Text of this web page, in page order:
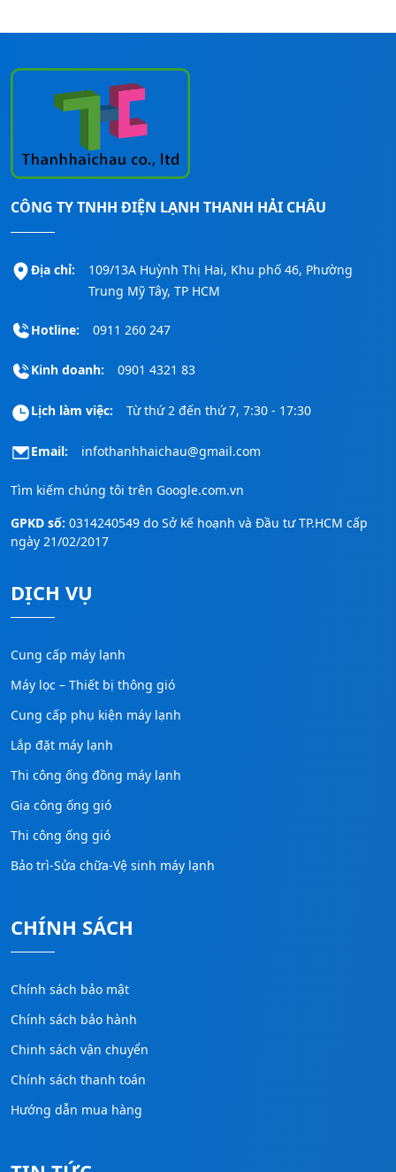
CÔNG TY TNHH ĐIỆN LẠNH THANH HẢI CHÂU
Địa chỉ:
109/13A Huỳnh Thị Hai, Khu phố 46, Phường
Trung Mỹ Tây, TP HCM
Hotline: 0911 260 247
Kinh doanh: 0901 4321 83
Lịch làm việc: Từ thứ 2 đến thứ 7, 7:30 - 17:30
Email: infothanhhaichau@gmail.com
Tìm kiếm chúng tôi trên Google.com.vn
GPKD số: 0314240549 do Sở kế hoạnh và Đầu tư TP.HCM cấp
ngày 21/02/2017
DỊCH VỤ
Cung cấp máy lạnh
Máy lọc – Thiết bị thông gió
Cung cấp phụ kiện máy lạnh
Lắp đặt máy lạnh
Thi công ống đồng máy lạnh
Gia công ống gió
Thi công ống gió
Bảo trì-Sửa chữa-Vệ sinh máy lạnh
CHÍNH SÁCH
Chính sách bảo mật
Chính sách bảo hành
Chinh sách vận chuyển
Chính sách thanh toán
Hướng dẫn mua hàng